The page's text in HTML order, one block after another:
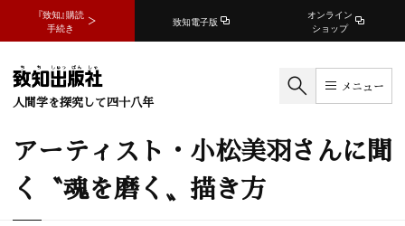
『致知』購読
手続き
致知電子版
オンライン
ショップ
人間学を探究して四十八年
メニュー
アーティスト・小松美羽さんに聞
く〝魂を磨く〟描き方